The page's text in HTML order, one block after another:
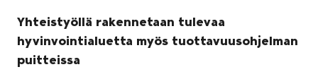
Yhteistyöllä rakennetaan tulevaa
hyvinvointialuetta myös tuottavuusohjelman
puitteissa